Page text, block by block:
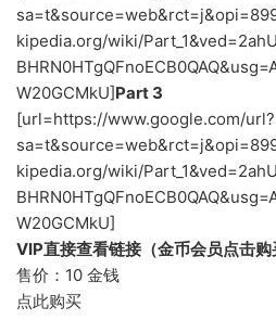
kipedia.org/wiki/
W20GCMkU]Part 3
[url=https://www.google.com/url?
kipedia.org/wiki/
W20GCMkU]
VIP直接查看链接（金币会员点击购
售价：10 金钱
点此购买